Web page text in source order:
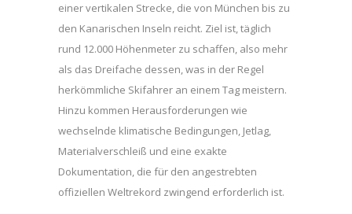
einer vertikalen Strecke, die von München bis zu
den Kanarischen Inseln reicht. Ziel ist, täglich
rund 12.000 Höhenmeter zu schaffen, also mehr
als das Dreifache dessen, was in der Regel
herkömmliche Skifahrer an einem Tag meistern.
Hinzu kommen Herausforderungen wie
wechselnde klimatische Bedingungen, Jetlag,
Materialverschleiß und eine exakte
Dokumentation, die für den angestrebten
offiziellen Weltrekord zwingend erforderlich ist.